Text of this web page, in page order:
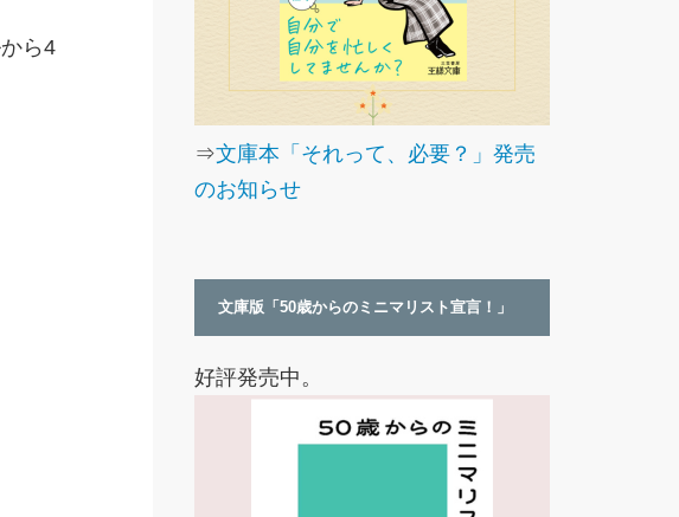
ら4
⇒文庫本「それって、必要？」発売
のお知らせ
文庫版「50歳からのミニマリスト宣言！」
好評発売中。